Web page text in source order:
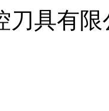
刀具有限